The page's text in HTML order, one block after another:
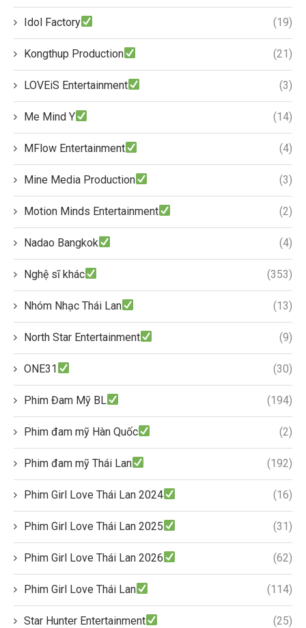
Idol Factory (19)
Kongthup Production (21)
LOVEiS Entertainment (3)
Me Mind Y (14)
MFlow Entertainment (4)
Mine Media Production (3)
Motion Minds Entertainment (2)
Nadao Bangkok (4)
Nghệ sĩ khác (353)
Nhóm Nhạc Thái Lan (13)
North Star Entertainment (9)
ONE31 (30)
Phim Đam Mỹ BL (194)
Phim đam mỹ Hàn Quốc (2)
Phim đam mỹ Thái Lan (192)
Phim Girl Love Thái Lan 2024 (16)
Phim Girl Love Thái Lan 2025 (31)
Phim Girl Love Thái Lan 2026 (62)
Phim Girl Love Thái Lan (114)
Star Hunter Entertainment (25)